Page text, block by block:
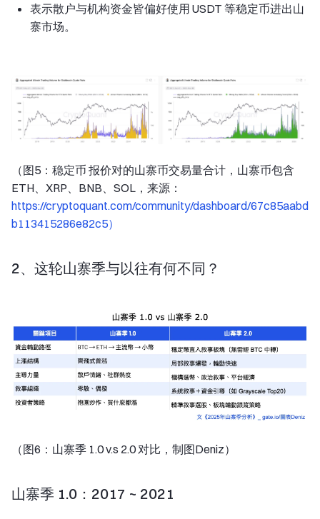
表示散户与机构资金皆偏好使用 USDT 等稳定币进出山
寨市场。
（图5：稳定币 报价对的山寨币交易量合计，山寨币包含
ETH、XRP、BNB、SOL，来源：
https://cryptoquant.com/community/dashboard/67c85aabd
b113415286e82c5）
2、这轮山寨季与以往有何不同？
（图6：山寨季 1.0 v.s 2.0 对比，制图Deniz）
山寨季 1.0：2017 ~ 2021